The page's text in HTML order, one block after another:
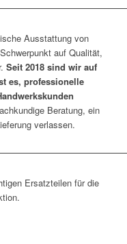
Ausstattung von
auf Qualität,
Seit 2018 sind wir auf
es, professionelle
Beratung, ein
verlassen.
Ersatzteilen für die